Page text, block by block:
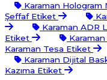
Karaman Hologram
Şeffaf Etiket
Karaman ADR
Etiket
Karaman Tesa Etiket
Karaman Dijital
Kazıma Etiket